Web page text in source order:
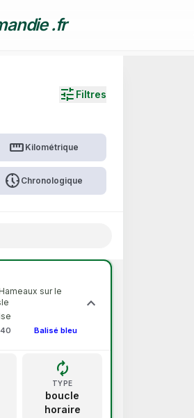
.fr
tune Filtres
straighten Kilométrique
nest_clock_farsight_analog Chronologique
waves Bord de mer
Bocage
Patrimoine
sur le
Balisé bleu
expand_more
loop
TYPE
boucle
horaire